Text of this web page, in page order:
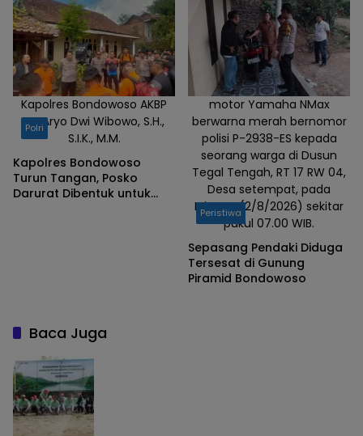
Kapolres Bondowoso AKBP
Dr. Aryo Dwi Wibowo, S.H.,
S.I.K., M.M.
Polri
Kapolres Bondowoso
Turun Tangan, Posko
Darurat Dibentuk untuk
motor Yamaha NMax
berwarna merah bernomor
polisi P-2938-ES kepada
seorang warga di Dusun
Tegal Tengah, RT 17 RW 04,
Desa setempat, pada
Minggu (2/8/2026) sekitar
pukul 07.00 WIB.
Peristiwa
Sepasang Pendaki Diduga
Tersesat di Gunung
Piramid Bondowoso
Baca Juga